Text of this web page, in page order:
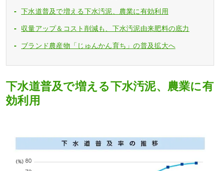
下水道普及で増える下水汚泥、農業に有効利用
収量アップ＆コスト削減も、下水汚泥由来肥料の底力
ブランド農産物「じゅんかん育ち」の普及拡大へ
下水道普及で増える下水汚泥、農業に有
効利用